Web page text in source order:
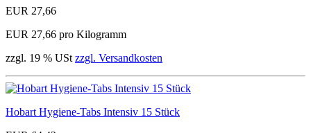
EUR 27,66
EUR 27,66 pro Kilogramm
zzgl. 19 % USt zzgl. Versandkosten
Hobart Hygiene-Tabs Intensiv 15 Stück